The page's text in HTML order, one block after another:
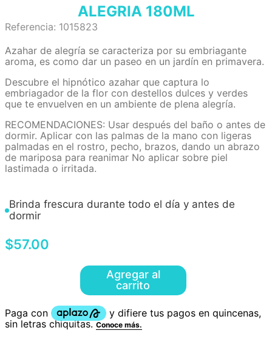
ALEGRIA 180ML
Referencia: 1015823
Azahar de alegría se caracteriza por su embriagante
aroma, es como dar un paseo en un jardín en primavera.
Descubre el hipnótico azahar que captura lo
embriagador de la flor con destellos dulces y verdes
que te envuelven en un ambiente de plena alegría.
RECOMENDACIONES: Usar después del baño o antes de
dormir. Aplicar con las palmas de la mano con ligeras
palmadas en el rostro, pecho, brazos, dando un abrazo
de mariposa para reanimar No aplicar sobre piel
lastimada o irritada.
Brinda frescura durante todo el día y antes de
dormir
$57.00
Agregar al
carrito